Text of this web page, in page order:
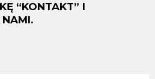
“KONTAKT” I
NAMI.